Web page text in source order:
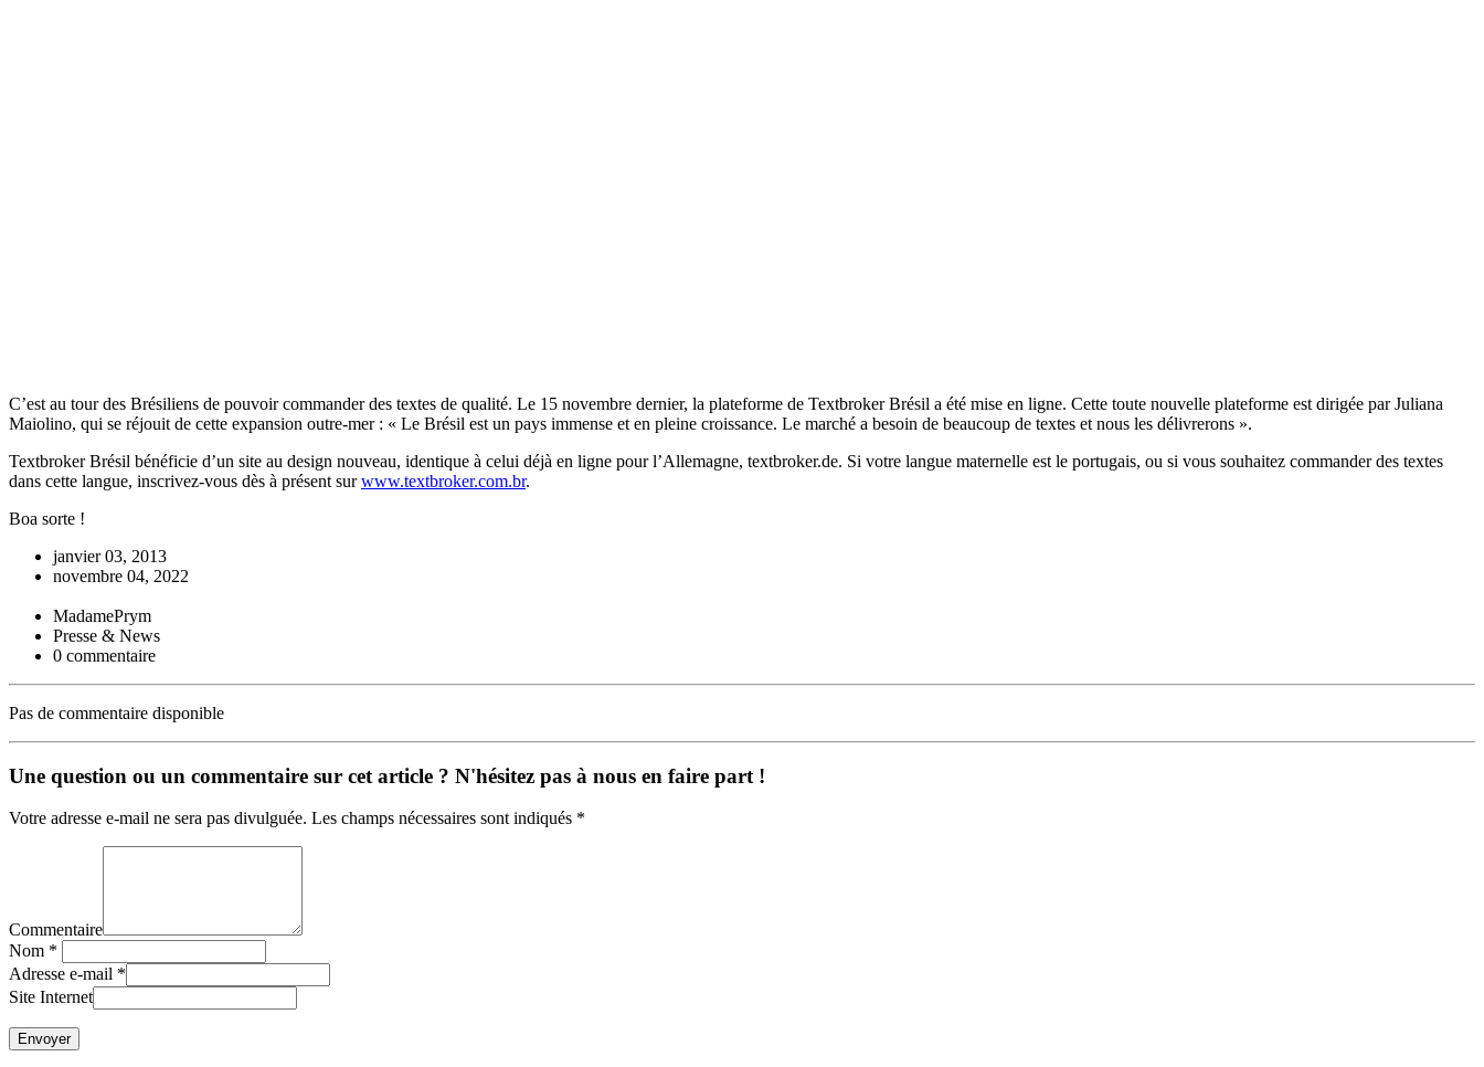
C’est au tour des Brésiliens de pouvoir commander des textes de qualité. Le 15 novembre dernier, la plateforme de Textbroker Brésil a été mise en ligne. Cette toute nouvelle plateforme est dirigée par Juliana
Maiolino, qui se réjouit de cette expansion outre-mer : « Le Brésil est un pays immense et en pleine croissance. Le marché a besoin de beaucoup de textes et nous les délivrerons ».
Textbroker Brésil bénéficie d’un site au design nouveau, identique à celui déjà en ligne pour l’Allemagne, textbroker.de. Si votre langue maternelle est le portugais, ou si vous souhaitez commander des textes
dans cette langue, inscrivez-vous dès à présent surwww.textbroker.com.br.
Boa sorte !
janvier 03, 2013
novembre 04, 2022
MadamePrym
Presse & News
0 commentaire
Pas de commentaire disponible
Une question ou un commentaire sur cet article ? N'hésitez pas à nous en faire part !
Votre adresse e-mail ne sera pas divulguée. Les champs nécessaires sont indiqués *
Commentaire
Nom *
Adresse e-mail *
Site Internet